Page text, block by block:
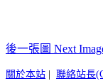
後一張圖 Next
關於本站 聯絡站長